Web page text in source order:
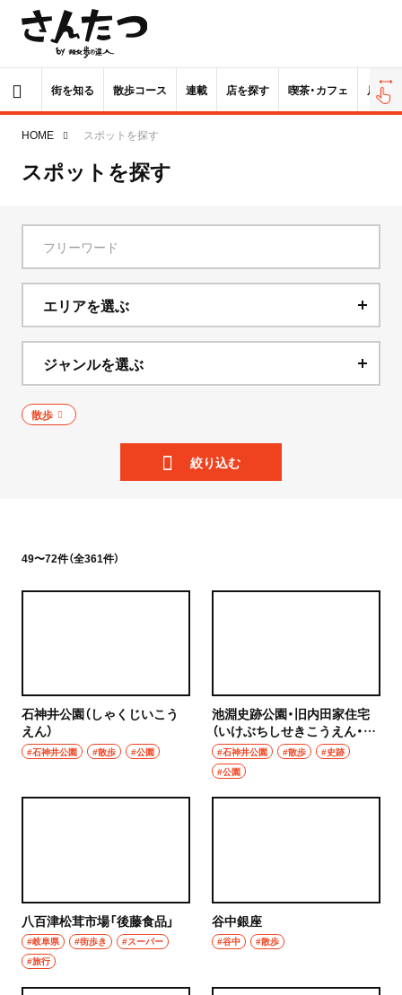
街を知る 散歩コース 連載 店を探す 喫茶・カフェ 居酒屋
HOME スポットを探す
スポットを探す
エリアを選ぶ
北海道
青森県
岩手県
山形県
福島県
守谷
取手
栃木県
高崎
埼玉県
ジャンルを選ぶ
ニュース
喫茶・カフェ
コーヒー
ラーメン・つけ麺
食べ歩き
ランチ
カレー
散歩
絞り込む
49〜72件（全361件）
石神井公園（しゃくじいこう
えん）
#石神井公園 #散歩 #公園
池淵史跡公園・旧内田家住宅
（いけぶちしせきこうえん・き
ゅううちだけじゅうたく）
#石神井公園 #散歩
#史跡
#公園
八百津松茸市場「後藤食品」
#岐阜県 #街歩き
#スーパー
#旅行
谷中銀座
#谷中 #散歩